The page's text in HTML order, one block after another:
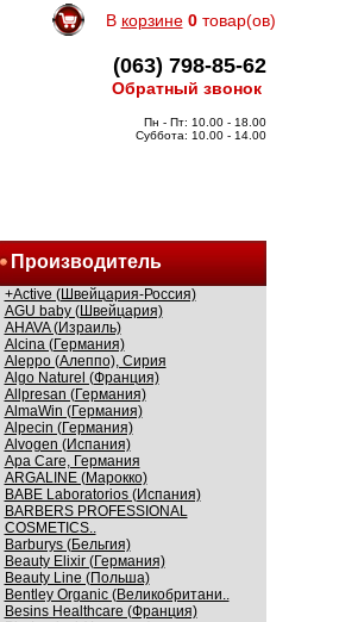
В корзине 0товар(ов)
(063) 798-85-62
Обратный звонок
Пн - Пт: 10.00 - 18.00
Суббота: 10.00 - 14.00
Производитель
+Active (Швейцария-Россия)
AGU baby (Швейцария)
AHAVA (Израиль)
Alcina (Германия)
Aleppo (Алеппо), Сирия
Algo Naturel (Франция)
Allpresan (Германия)
AlmaWin (Германия)
Alpecin (Германия)
Alvogen (Испания)
Apa Care, Германия
ARGALINE (Марокко)
BABE Laboratorios (Испания)
BARBERS PROFESSIONAL
COSMETICS..
Barburys (Бельгия)
Beauty Elixir (Германия)
Beauty Line (Польша)
Bentley Organic (Великобритани..
Besins Healthcare (Франция)